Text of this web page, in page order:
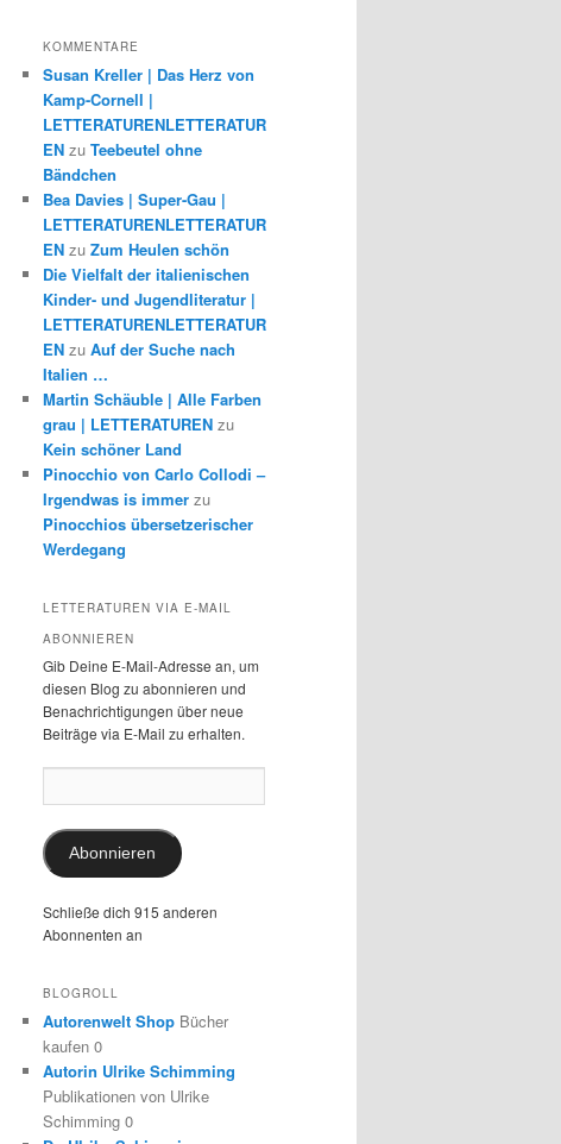
KOMMENTARE
Susan Kreller | Das Herz von
Kamp-Cornell |
LETTERATURENLETTERATUR
EN zu Teebeutel ohne
Bändchen
Bea Davies | Super-Gau |
LETTERATURENLETTERATUR
EN zu Zum Heulen schön
Die Vielfalt der italienischen
Kinder- und Jugendliteratur |
LETTERATURENLETTERATUR
EN zu Auf der Suche nach
Italien …
Martin Schäuble | Alle Farben
grau | LETTERATUREN zu
Kein schöner Land
Pinocchio von Carlo Collodi –
Irgendwas is immer zu
Pinocchios übersetzerischer
Werdegang
LETTERATUREN VIA E-MAIL
ABONNIEREN
Gib Deine E-Mail-Adresse an, um
diesen Blog zu abonnieren und
Benachrichtigungen über neue
Beiträge via E-Mail zu erhalten.
Mail-
Abonnieren
Schließe dich 915 anderen
Abonnenten an
BLOGROLL
Autorenwelt Shop Bücher
kaufen 0
Autorin Ulrike Schimming
Publikationen von Ulrike
Schimming 0